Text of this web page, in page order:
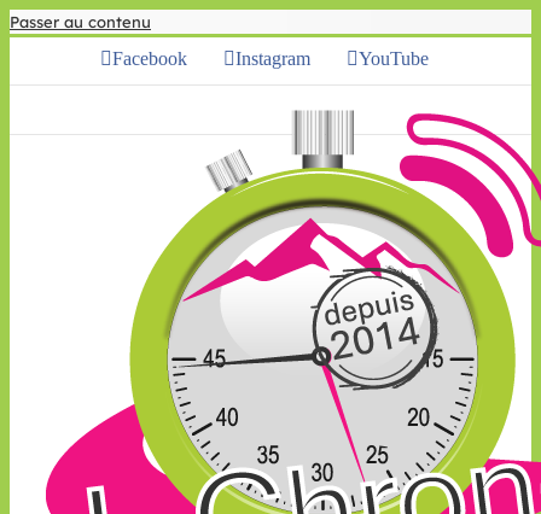
Passer au contenu
Facebook Instagram YouTube